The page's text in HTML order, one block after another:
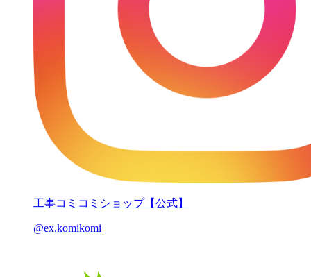
工事コミコミショップ【公式】
@ex.komikomi